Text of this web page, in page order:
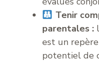
Tenir
parentales :
est un
potentiel de